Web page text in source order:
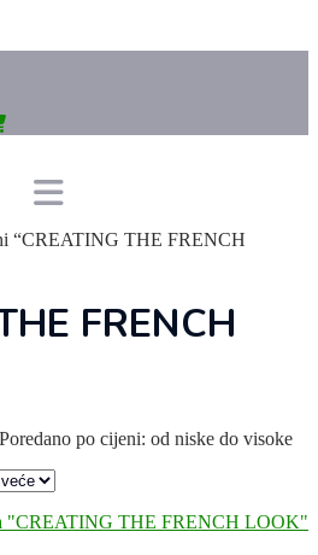
“CREATING THE FRENCH
FRENCH
Poredano po cijeni: od niske do visoke